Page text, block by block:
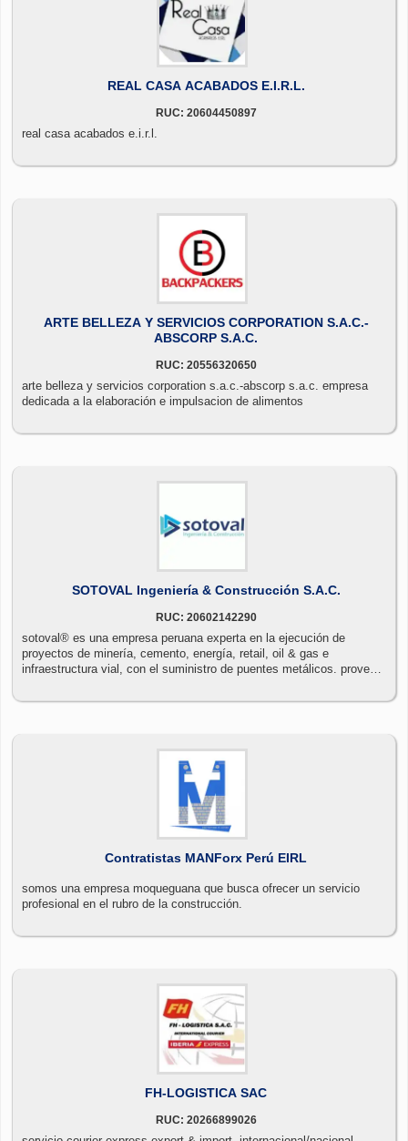
REAL CASA ACABADOS E.I.R.L.
RUC: 20604450897
real casa acabados e.i.r.l.
ARTE BELLEZA Y SERVICIOS CORPORATION S.A.C.-
ABSCORP S.A.C.
RUC: 20556320650
arte belleza y servicios corporation s.a.c.-abscorp s.a.c. empresa
dedicada a la elaboración e impulsacion de alimentos
SOTOVAL Ingeniería & Construcción S.A.C.
RUC: 20602142290
sotoval® es una empresa peruana experta en la ejecución de
proyectos de minería, cemento, energía, retail, oil & gas e
infraestructura vial, con el suministro de puentes metálicos. provee
expandidas y desplegadas para pieles de edificios, rejillas para pisos
Contratistas MANForx Perú EIRL
somos una empresa moqueguana que busca ofrecer un servicio
profesional en el rubro de la construcción.
FH-LOGISTICA SAC
RUC: 20266899026